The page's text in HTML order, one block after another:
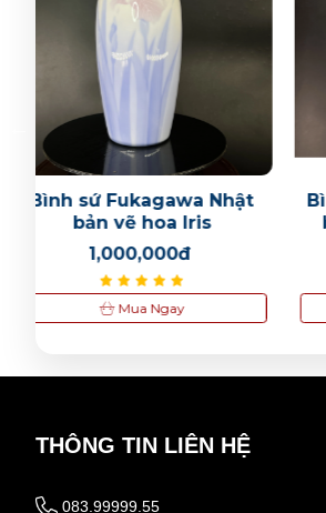
Bình hoa Fukagawa Nhật
bản vẽ hoa Thuỷ Tiên
5,000,000đ
Mua Ngay
THÔNG TIN LIÊN HỆ
083.99999.55